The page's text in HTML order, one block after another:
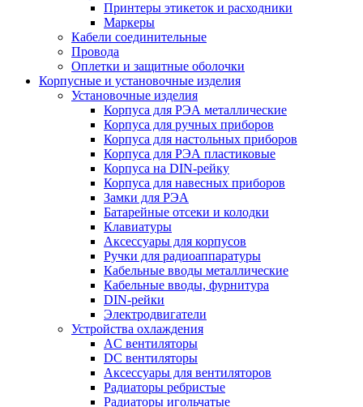
Принтеры этикеток и расходники
Маркеры
Кабели соединительные
Провода
Оплетки и защитные оболочки
Корпусные и установочные изделия
Установочные изделия
Корпуса для РЭА металлические
Корпуса для ручных приборов
Корпуса для настольных приборов
Корпуса для РЭА пластиковые
Корпуса на DIN-рейку
Корпуса для навесных приборов
Замки для РЭА
Батарейные отсеки и колодки
Клавиатуры
Аксессуары для корпусов
Ручки для радиоаппаратуры
Кабельные вводы металлические
Кабельные вводы, фурнитура
DIN-рейки
Электродвигатели
Устройства охлаждения
AC вентиляторы
DC вентиляторы
Аксессуары для вентиляторов
Радиаторы ребристые
Радиаторы игольчатые